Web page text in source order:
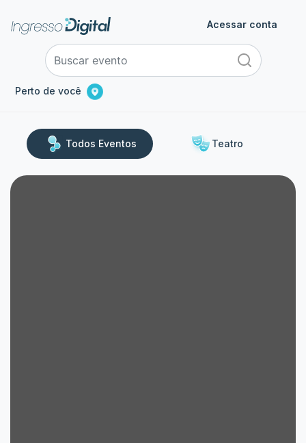
Perto de você
Acessar conta
Todos Eventos Teatro